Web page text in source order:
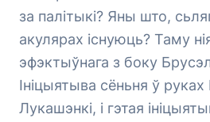
за палітыкі? Яны што,
акулярах існуюць? Таму
эфэктыўнага з боку
Ініцыятыва сёньня ў
Лукашэнкі, і гэтая